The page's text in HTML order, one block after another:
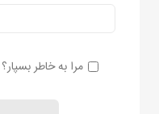
مرا به خاطر بسپار؟